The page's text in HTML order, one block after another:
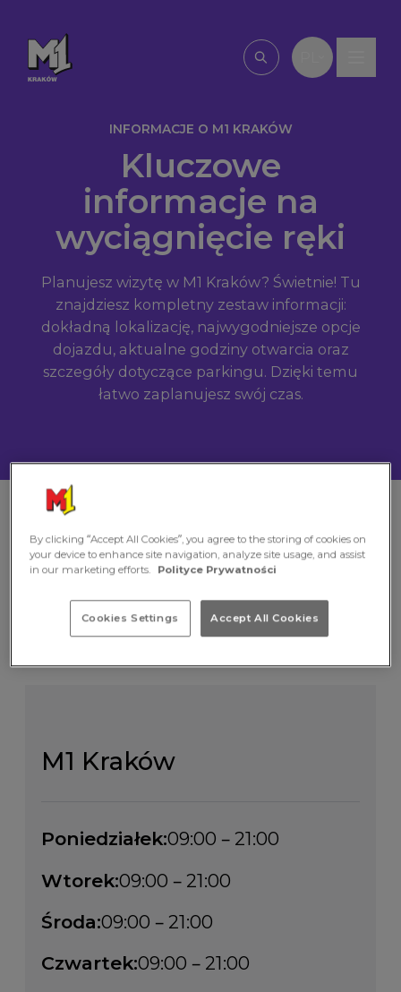
Wpisz, czego
INFORMACJE O M1 KRAKÓW
Kluczowe
informacje na
wyciągnięcie ręki
Planujesz wizytę w M1 Kraków? Świetnie! Tu
znajdziesz kompletny zestaw informacji:
dokładną lokalizację, najwygodniejsze opcje
dojazdu, aktualne godziny otwarcia oraz
szczegóły dotyczące parkingu. Dzięki temu
łatwo zaplanujesz swój czas.
Nawiguj
Godziny otwarcia
pasażu
M1 Kraków
Poniedziałek:09:00 – 21:00
Wtorek:09:00 – 21:00
Środa:09:00 – 21:00
Czwartek:09:00 – 21:00
By clicking “Accept All Cookies”, you agree to the storing of cookies on
your device to enhance site navigation, analyze site usage, and assist
in our marketing efforts.
Polityce Prywatności
Cookies Settings Accept All Cookies